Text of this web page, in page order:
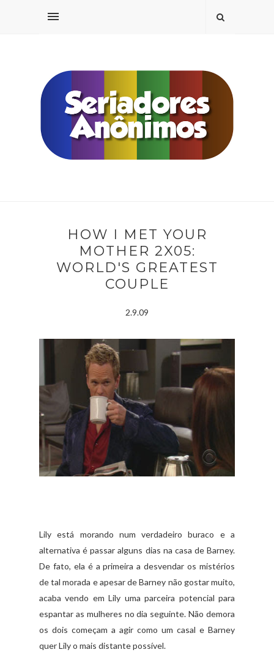
HOW I MET YOUR
MOTHER 2X05:
WORLD'S GREATEST
COUPLE
2.9.09
Lily está morando num verdadeiro buraco e a
alternativa é passar alguns dias na casa de Barney.
De fato, ela é a primeira a desvendar os mistérios
de tal morada e apesar de Barney não gostar muito,
acaba vendo em Lily uma parceira potencial para
espantar as mulheres no dia seguinte. Não demora
os dois começam a agir como um casal e Barney
quer Lily o mais distante possível.